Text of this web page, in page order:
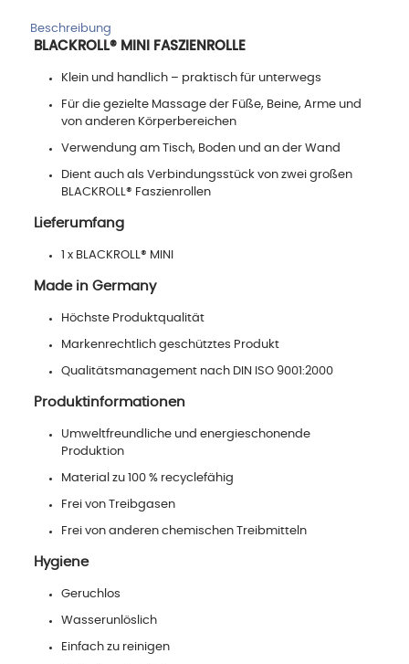
Beschreibung
BLACKROLL® MINI FASZIENROLLE
Klein und handlich – praktisch für unterwegs
Für die gezielte Massage der Füße, Beine, Arme und
von anderen Körperbereichen
Verwendung am Tisch, Boden und an der Wand
Dient auch als Verbindungsstück von zwei großen
BLACKROLL® Faszienrollen
Lieferumfang
1 x BLACKROLL® MINI
Made in Germany
Höchste Produktqualität
Markenrechtlich geschütztes Produkt
Qualitätsmanagement nach DIN ISO 9001:2000
Produktinformationen
Umweltfreundliche und energieschonende
Produktion
Material zu 100 % recyclefähig
Frei von Treibgasen
Frei von anderen chemischen Treibmitteln
Hygiene
Geruchlos
Wasserunlöslich
Einfach zu reinigen